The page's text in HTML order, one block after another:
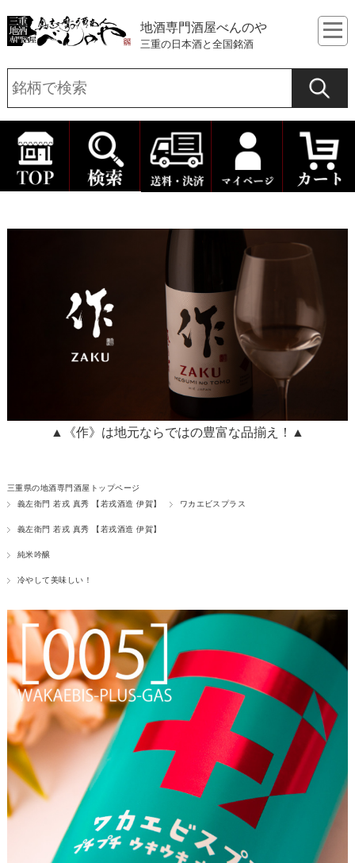
地酒専門酒屋べんのや
三重の日本酒と全国銘酒
▲《作》は地元ならではの豊富な品揃え！▲
三重県の地酒専門酒屋トップページ
義左衛門 若戎 真秀 【若戎酒造 伊賀】
ワカエビスプラス
義左衛門 若戎 真秀 【若戎酒造 伊賀】
純米吟醸
冷やして美味しい！